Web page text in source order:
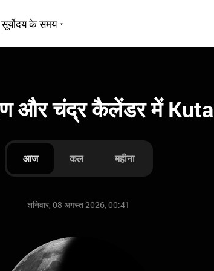
सूर्योदय के समय
और चंद्र कैलेंडर में
आज कल महीना
शनिवार, 08 अगस्त 2026, 00:41